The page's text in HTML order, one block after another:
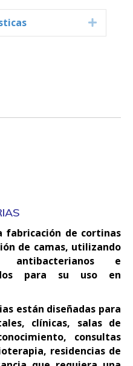
Expand
fabricación de cortinas
de camas, utilizando
e
para su uso en
están diseñadas para
clínicas, salas de
consultas
residencias de